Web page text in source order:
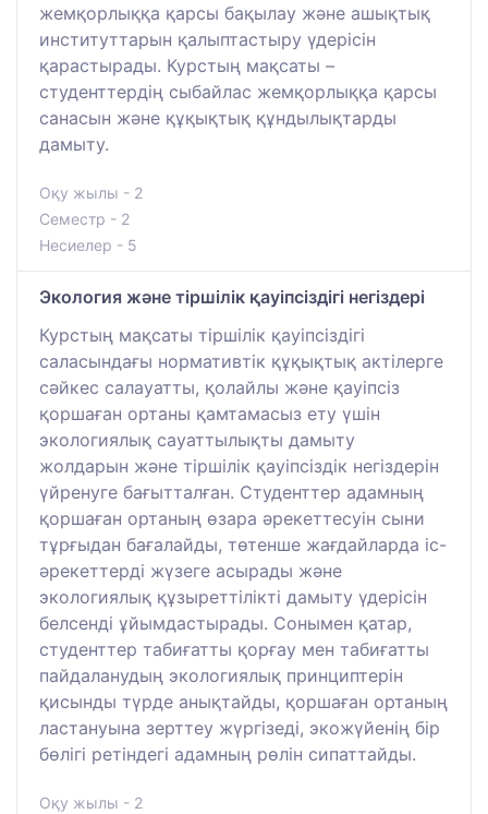
жемқорлыққа қарсы бақылау және ашықтық
институттарын қалыптастыру үдерісін
қарастырады. Курстың мақсаты –
студенттердің сыбайлас жемқорлыққа қарсы
санасын және құқықтық құндылықтарды
дамыту.
Оқу жылы - 2
Семестр - 2
Несиелер - 5
Экология және тіршілік қауіпсіздігі негіздері
Курстың мақсаты тіршілік қауіпсіздігі
саласындағы нормативтік құқықтық актілерге
сәйкес салауатты, қолайлы және қауіпсіз
қоршаған ортаны қамтамасыз ету үшін
экологиялық сауаттылықты дамыту
жолдарын және тіршілік қауіпсіздік негіздерін
үйренуге бағытталған. Студенттер адамның
қоршаған ортаның өзара әрекеттесуін сыни
тұрғыдан бағалайды, төтенше жағдайларда іс-
әрекеттерді жүзеге асырады және
экологиялық құзыреттілікті дамыту үдерісін
белсенді ұйымдастырады. Сонымен қатар,
студенттер табиғатты қорғау мен табиғатты
пайдаланудың экологиялық принциптерін
қисынды түрде анықтайды, қоршаған ортаның
ластануына зерттеу жүргізеді, экожүйенің бір
бөлігі ретіндегі адамның рөлін сипаттайды.
Оқу жылы - 2